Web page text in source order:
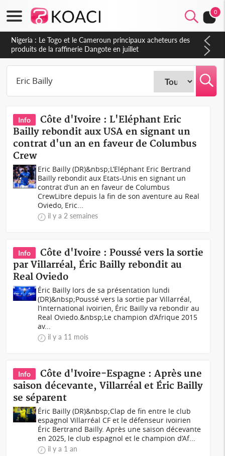
0
Info
Côte d'Ivoire : L'Eléphant Eric
Bailly rebondit aux USA en signant un
contrat d'un an en faveur de Columbus
Crew
Eric Bailly (DR)&nbsp;L’Eléphant Eric Bertrand
Bailly rebondit aux Etats-Unis en signant un
contrat d’un an en faveur de Columbus
CrewLibre depuis la fin de son aventure au Real
Oviedo, Eric...
il y a 2 semaines
Info
Côte d'Ivoire : Poussé vers la sortie
par Villarréal, Éric Bailly rebondit au
Real Oviedo
Éric Bailly lors de sa présentation lundi
(DR)&nbsp;Poussé vers la sortie par Villarréal,
l’international ivoirien, Éric Bailly va rebondir au
Real Oviedo.&nbsp;Le champion d’Afrique 2015
av...
il y a 11 mois
Info
Côte d'Ivoire-Espagne : Après une
saison décevante, Villarréal et Éric Bailly
se séparent
Éric Bailly (DR)&nbsp;Clap de fin entre le club
espagnol Villarréal CF et le défenseur ivoirien
Éric Bertrand Bailly. Après une saison décevante
en 2025, le club espagnol et le champion d’Af...
il y a 1 an